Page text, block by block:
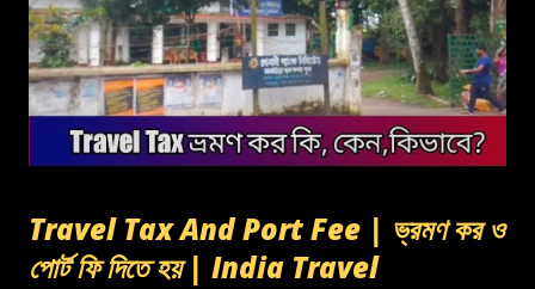
Travel Tax And Port Fee | ভ্রমণ কর ও
পোর্ট ফি দিতে হয় | India Travel